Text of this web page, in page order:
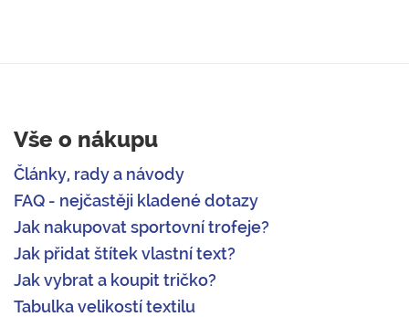
Vše o nákupu
Články, rady a návody
FAQ - nejčastěji kladené dotazy
Jak nakupovat sportovní trofeje?
Jak přidat štítek vlastní text?
Jak vybrat a koupit tričko?
Tabulka velikostí textilu